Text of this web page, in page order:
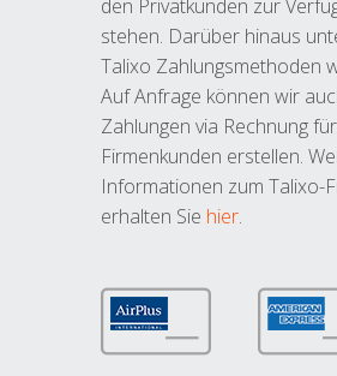
den Privatkunden zur
stehen. Darüber hinaus
Talixo Zahlungsmethoden
Auf Anfrage können wir
Zahlungen via Rechnung
Firmenkunden erstellen.
Informationen zum Talixo-
erhalten Sie hier.